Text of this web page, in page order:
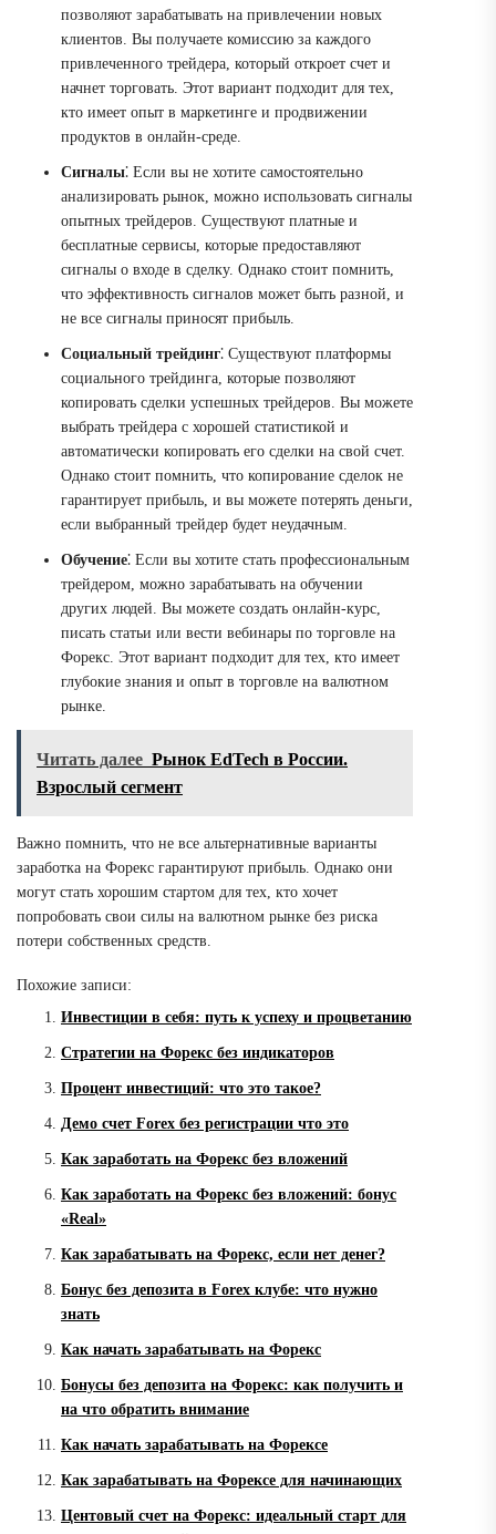
позволяют зарабатывать на привлечении новых
клиентов. Вы получаете комиссию за каждого
привлеченного трейдера, который откроет счет и
начнет торговать. Этот вариант подходит для тех,
кто имеет опыт в маркетинге и продвижении
продуктов в онлайн-среде.
Сигналы⁚ Если вы не хотите самостоятельно
анализировать рынок, можно использовать сигналы
опытных трейдеров. Существуют платные и
бесплатные сервисы, которые предоставляют
сигналы о входе в сделку. Однако стоит помнить,
что эффективность сигналов может быть разной, и
не все сигналы приносят прибыль.
Социальный трейдинг⁚ Существуют платформы
социального трейдинга, которые позволяют
копировать сделки успешных трейдеров. Вы можете
выбрать трейдера с хорошей статистикой и
автоматически копировать его сделки на свой счет.
Однако стоит помнить, что копирование сделок не
гарантирует прибыль, и вы можете потерять деньги,
если выбранный трейдер будет неудачным.
Обучение⁚ Если вы хотите стать профессиональным
трейдером, можно зарабатывать на обучении
других людей. Вы можете создать онлайн-курс,
писать статьи или вести вебинары по торговле на
Форекс. Этот вариант подходит для тех, кто имеет
глубокие знания и опыт в торговле на валютном
рынке.
Читать далее Рынок EdTech в России.
Взрослый сегмент
Важно помнить, что не все альтернативные варианты
заработка на Форекс гарантируют прибыль. Однако они
могут стать хорошим стартом для тех, кто хочет
попробовать свои силы на валютном рынке без риска
потери собственных средств.
Похожие записи:
Инвестиции в себя: путь к успеху и процветанию
Стратегии на Форекс без индикаторов
Процент инвестиций: что это такое?
Демо счет Forex без регистрации что это
Как заработать на Форекс без вложений
Как заработать на Форекс без вложений: бонус
«Real»
Как зарабатывать на Форекс, если нет денег?
Бонус без депозита в Forex клубе: что нужно
знать
Как начать зарабатывать на Форекс
Бонусы без депозита на Форекс: как получить и
на что обратить внимание
Как начать зарабатывать на Форексе
Как зарабатывать на Форексе для начинающих
Центовый счет на Форекс: идеальный старт для